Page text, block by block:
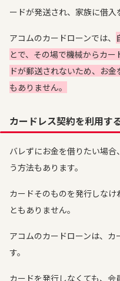
ードが発送され、家族に借入
アコムのカードローンでは、
とで、その場で機械からカ
ドが郵送されないため、お
もありません。
カードレス契約を利用す
バレずにお金を借りたい場
う方法もあります。
カードそのものを発行しな
ともありません。
アコムのカードローンは、
す。
カードを発行しなくても、